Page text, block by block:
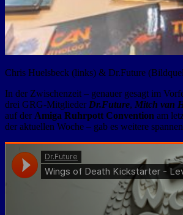
Chris Huelsbeck (links) & Dr.Future
In der Zwischenzeit – genauer gesagt im
drei GRG-Mitglieder Dr.Future, Mitch van
auf der Amiga Ruhrpott Convention am
der aktuellen Woche – gab es weitere